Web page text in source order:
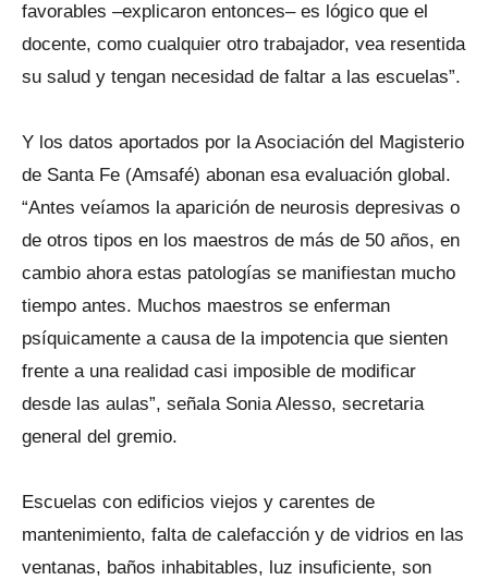
favorables –explicaron entonces– es lógico que el
docente, como cualquier otro trabajador, vea resentida
su salud y tengan necesidad de faltar a las escuelas”.
Y los datos aportados por la Asociación del Magisterio
de Santa Fe (Amsafé) abonan esa evaluación global.
“Antes veíamos la aparición de neurosis depresivas o
de otros tipos en los maestros de más de 50 años, en
cambio ahora estas patologías se manifiestan mucho
tiempo antes. Muchos maestros se enferman
psíquicamente a causa de la impotencia que sienten
frente a una realidad casi imposible de modificar
desde las aulas”, señala Sonia Alesso, secretaria
general del gremio.
Escuelas con edificios viejos y carentes de
mantenimiento, falta de calefacción y de vidrios en las
ventanas, baños inhabitables, luz insuficiente, son